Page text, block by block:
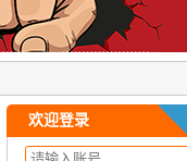
欢迎登录